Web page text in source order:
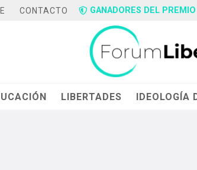
CONTACTO GANADORES DEL
LIBERTADES IDEOLOGÍA